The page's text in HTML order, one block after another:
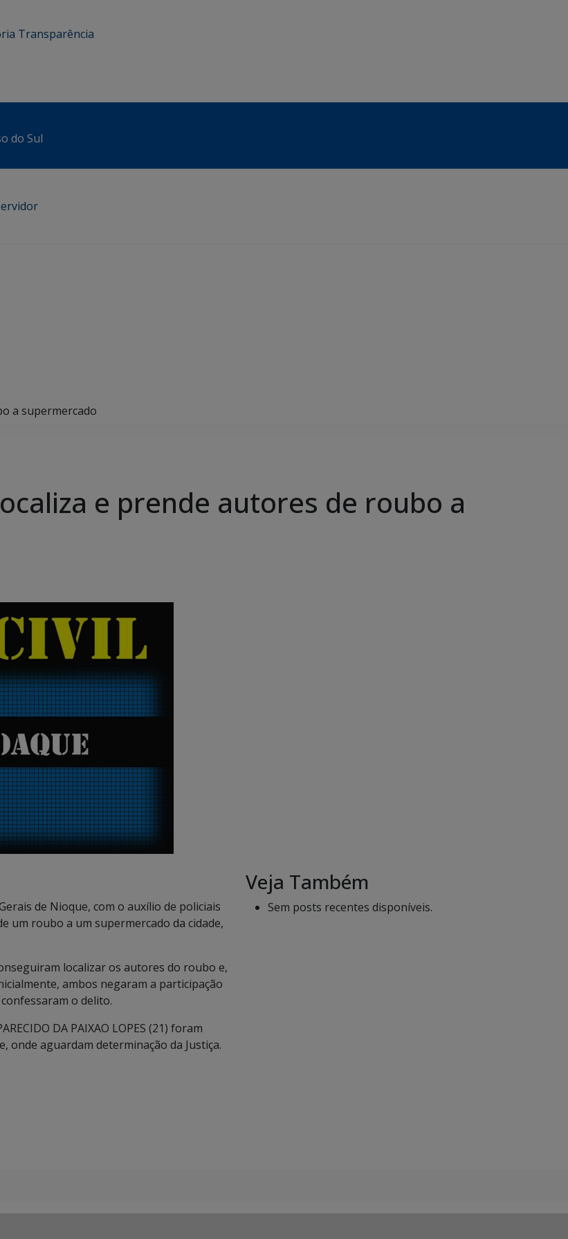
Transparência
do Sul
a supermercado
e prende autores de roubo a
de Nioque, com o auxílio de policiais
um roubo a um supermercado da cidade,
localizar os autores do roubo e,
ambos negaram a participação
o delito.
DA PAIXAO LOPES (21) foram
onde aguardam determinação da Justiça.
Veja Também
Sem posts recentes disponíveis.